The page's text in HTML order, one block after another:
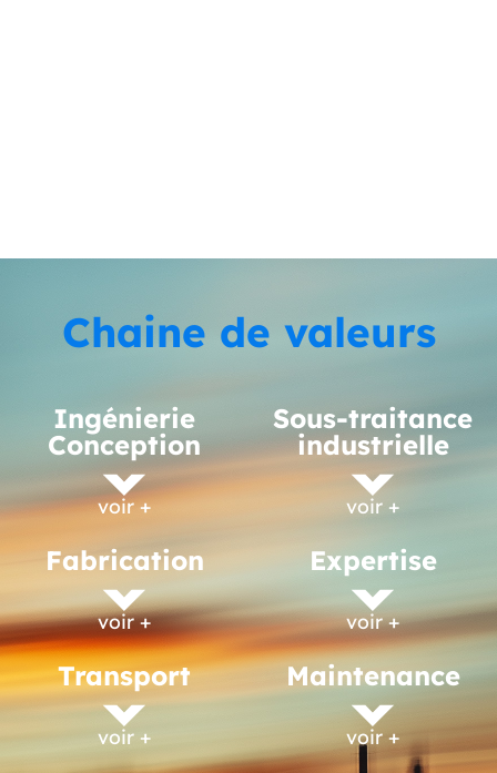
Chaine de valeurs
Ingénierie
Conception
voir +
Sous-traitance
industrielle
voir +
Fabrication
voir +
Expertise
voir +
Transport
voir +
Maintenance
voir +